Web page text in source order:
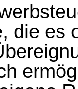
die es